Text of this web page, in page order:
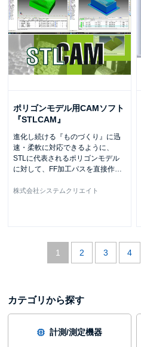
ポリゴンモデル用CAMソフト
『STLCAM』
進化し続ける『ものづくり』に迅
速・柔軟に対応できるように、
STLに代表されるポリゴンモデル
に対して、FF加工パスを直接作…
株式会社システムクリエイト
1 2 3 4
カテゴリから探す
計測/測定機器